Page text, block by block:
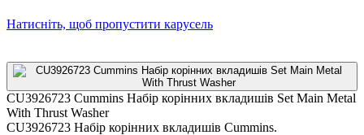
Натисніть, щоб пропустити карусель
CU3926723 Cummins Набір корінних вкладишів Set Main Metal
With Thrust Washer
CU3926723 Набір корінних вкладишів Cummins.